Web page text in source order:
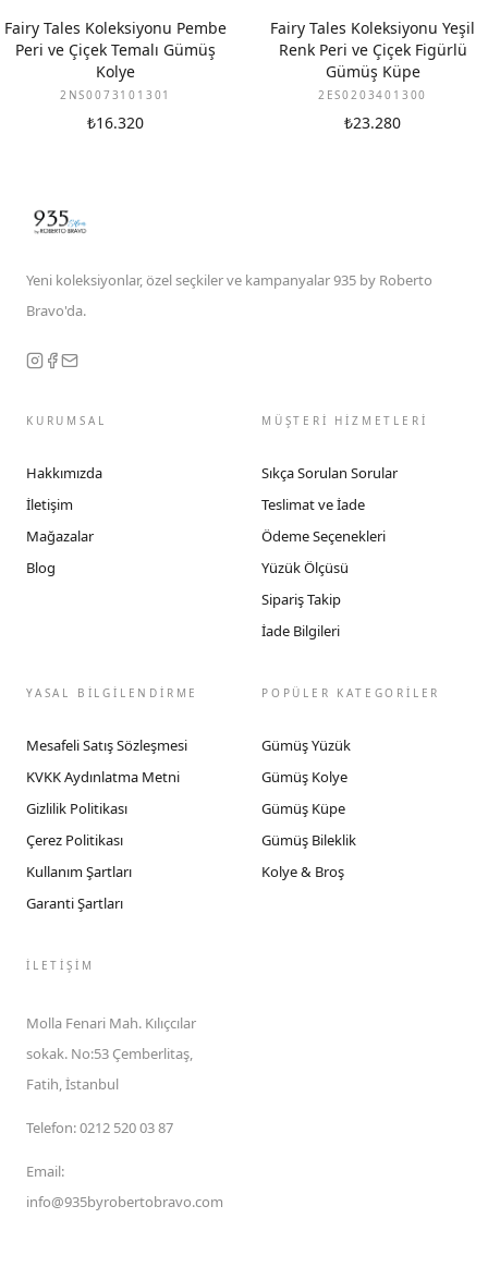
Fairy Tales Koleksiyonu Pembe
Peri ve Çiçek Temalı Gümüş
Kolye
2NS0073101301
₺16.320
Fairy Tales Koleksiyonu Yeşil
Renk Peri ve Çiçek Figürlü
Gümüş Küpe
2ES0203401300
₺23.280
Yeni koleksiyonlar, özel seçkiler ve kampanyalar 935 by Roberto
Bravo'da.
KURUMSAL
Hakkımızda
İletişim
Mağazalar
Blog
MÜŞTERİ HİZMETLERİ
Sıkça Sorulan Sorular
Teslimat ve İade
Ödeme Seçenekleri
Yüzük Ölçüsü
Sipariş Takip
İade Bilgileri
YASAL BİLGİLENDİRME
Mesafeli Satış Sözleşmesi
KVKK Aydınlatma Metni
Gizlilik Politikası
Çerez Politikası
Kullanım Şartları
Garanti Şartları
POPÜLER KATEGORİLER
Gümüş Yüzük
Gümüş Kolye
Gümüş Küpe
Gümüş Bileklik
Kolye & Broş
İLETIŞIM
Molla Fenari Mah. Kılıçcılar
sokak. No:53 Çemberlitaş,
Fatih, İstanbul
Telefon:0212 520 03 87
Email:
info@935byrobertobravo.com